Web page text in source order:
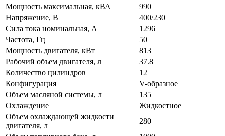
Мощность максимальная, кВА
990
Напряжение, В
400/230
Сила тока номинальная, А
1296
Частота, Гц
50
Мощность двигателя, кВт
813
Рабочий объем двигателя, л
37.8
Количество цилиндров
12
Конфигурация
V-образное
Объем масляной системы, л
135
Охлаждение
Жидкостное
Объем охлаждающей жидкости
двигателя, л
280